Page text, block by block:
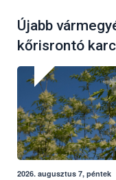
Újabb
kőrisrontó
2026. augusztus 7, péntek